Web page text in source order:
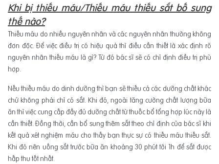
Khi bị thiếu máu/Thiếu máu thiếu sắt bố sung
thế nào?
Thiếu máu do nhiều nguyên nhân và các nguyên nhân thường không
đơn độc. Để việc điều trị có hiệu quả thì điều cần thiết là xác định rõ
nguyên nhân thiếu máu là gì? Từ đó bác sĩ sẽ có chỉ định điều trị phù
hợp.
Nếu thiếu máu do dinh dưỡng thì bạn sẽ thiếu cả các dưỡng chất khác
chứ không phải chỉ có sắt. Khi đó, ngoài tăng cường chất lượng bữa
ăn thì việc cung cấp đầy đủ dưỡng chất từ thuốc bổ tổng hợp lúc này là
cần thiết. Đồng thời, cần bổ sung thêm sắt theo chỉ định của bác sĩ khi
kết quả xét nghiệm máu cho thấy bạn thực sự có thiếu máu thiếu sắt.
Khi đó nên uống sắt trước bữa ăn khoảng 30 phút tới 1h để sắt được
hấp thu tốt nhất.